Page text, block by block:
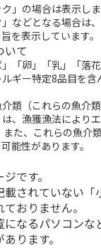
」の場合は表示し
などとなる場合は
を表示しています。
いて
「卵」「乳」「落
ギー特定8品目を含
類（これらの魚介
、漁獲漁法により
た、これらの魚介
能性があります。
です。
載されていない「
おりません。
になるパソコンな
ります。